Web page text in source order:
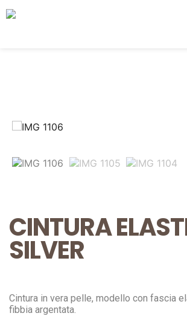
CINTURA
SILVER
Cintura in vera pelle, modello con fascia
fibbia argentata.